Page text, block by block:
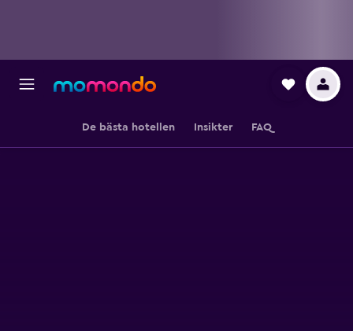
De bästa hotellen Insikter FAQ